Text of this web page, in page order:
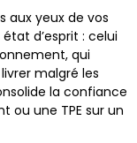
aux yeux de vos
d’esprit : celui
qui
malgré les
la confiance
ou une TPE sur un